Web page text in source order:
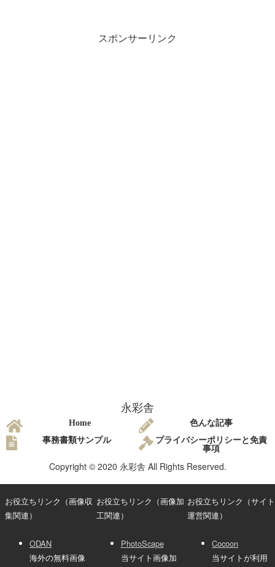
スポンサーリンク
永彩舎
Home
色んな記事
事務書類サンプル
プライバシーポリシーと免責
事項
Copyright © 2020 永彩舎 All Rights Reserved.
お役立ちリンク（画像収
集関連）
ODAN
海外の無料画像
お役立ちリンク（画像加
工関連）
PhotoScape
当サイト画像加
お役立ちリンク（サイト
運営関連）
Cocoon
当サイトが利用